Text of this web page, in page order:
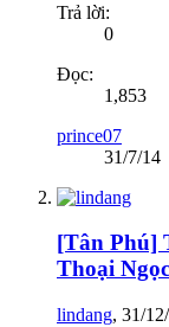
Trả lời:
0
Đọc:
1,853
prince07
31/7/14
[Tân Phú]
Thoại
lindang, 31/